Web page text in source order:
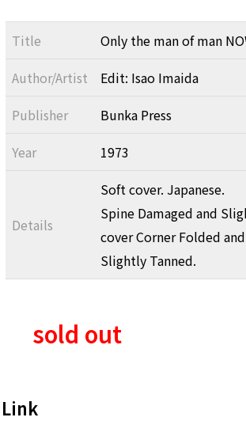
Title
Only the man of man
Author/Artist
Edit: Isao Imaida
Publisher
Bunka Press
Year
1973
Details
Soft cover. Japanese.
Spine Damaged and
cover Corner Folded
Slightly Tanned.
sold out